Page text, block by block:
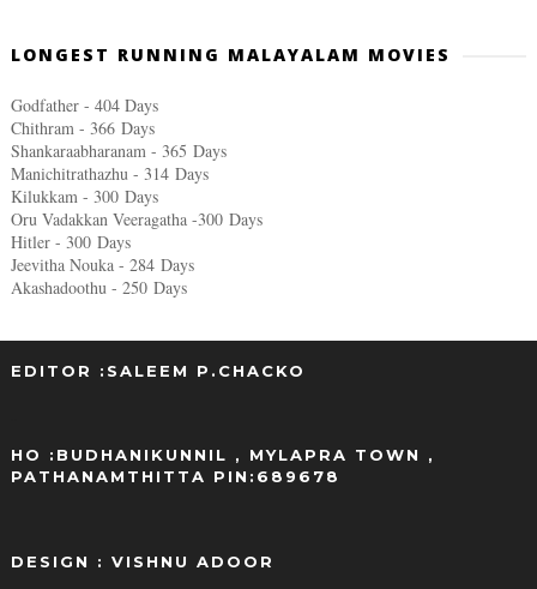
LONGEST RUNNING MALAYALAM MOVIES
Godfather - 404 Days
Chithram - 366 Days
Shankaraabharanam - 365 Days
Manichitrathazhu - 314 Days
Kilukkam - 300 Days
Oru Vadakkan Veeragatha -300 Days
Hitler - 300 Days
Jeevitha Nouka - 284 Days
Akashadoothu - 250 Days
EDITOR :SALEEM P.CHACKO
HO :BUDHANIKUNNIL , MYLAPRA TOWN ,
PATHANAMTHITTA PIN:689678
DESIGN : VISHNU ADOOR